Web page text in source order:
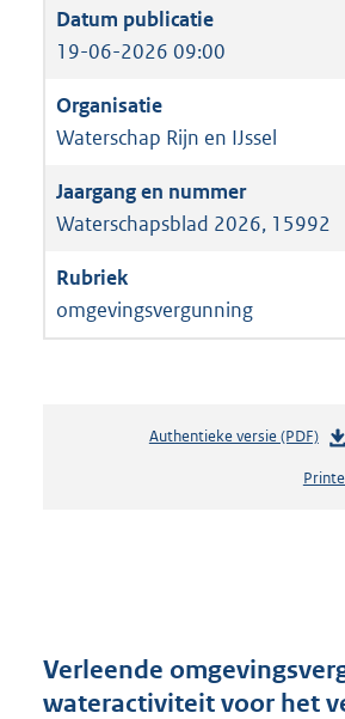
19-06-2026 09:00
Waterschap Rijn en IJssel
Waterschapsblad 2026, 15992
omgevingsvergunning
Authentieke versie (PDF)b
s
r
o
Verleende
wateractiviteit voor het